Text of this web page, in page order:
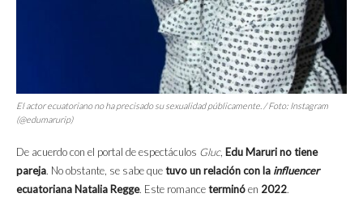
El actor ecuatoriano no ha precisado su sexualidad públicamente. / Foto: Instagram
(@edumarurip)
De acuerdo con el portal de espectáculos Gluc, Edu Maruri no tiene
pareja. No obstante, se sabe quetuvo un relación con la influencer
ecuatoriana Natalia Regge. Este romanceterminóen 2022.